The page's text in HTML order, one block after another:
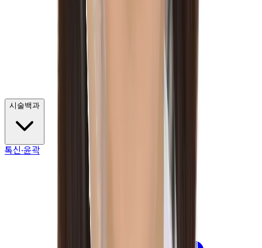
시술백과
톡신·윤곽